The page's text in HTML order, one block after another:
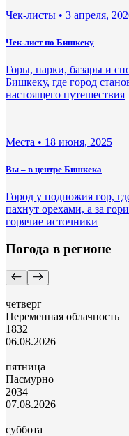
Чек-листы • 3 апреля,
Чек-лист по Бишкеку
Горы, парки, базары и
Бишкеку, где город
настоящего путешествия
Места • 18 июня, 2025
Вы – в центре Бишкека
Город у подножия гор,
пахнут орехами, а за
горячие источники
Погода в регионе
четверг
Переменная облачность
1832
06.08.2026
пятница
Пасмурно
2034
07.08.2026
суббота